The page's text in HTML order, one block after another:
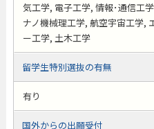
気工学, 電子工学, 情報･通信工
ナノ機械理工学, 航空宇宙工学,
ー工学, 土木工学
留学生特別選抜の有無
有り
国外からの出願受付